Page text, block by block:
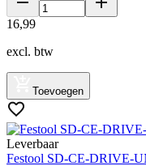
16,99
excl. btw
Toevoegen
Leverbaar
Festool SD-CE-DRIVE-